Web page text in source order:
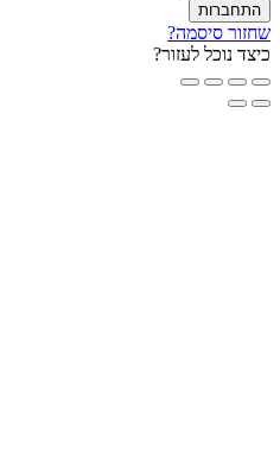
סיסמה?
נוכל לעזור?